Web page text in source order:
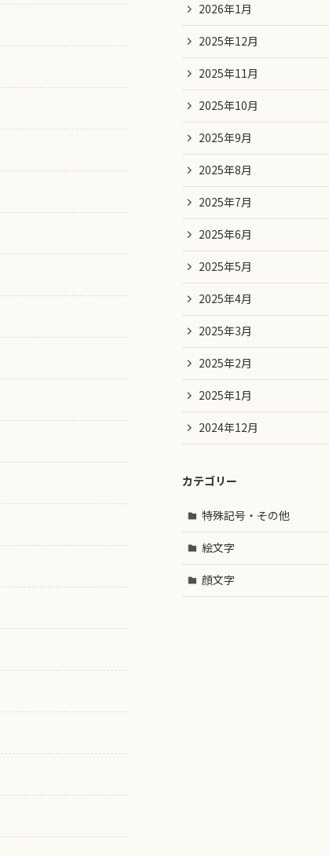
2026年1月
2025年12月
2025年11月
2025年10月
2025年9月
2025年8月
2025年7月
2025年6月
2025年5月
2025年4月
2025年3月
2025年2月
2025年1月
2024年12月
カテゴリー
特殊記号・その他
絵文字
顔文字